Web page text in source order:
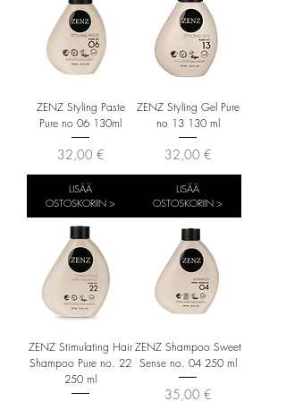
ZENZ Styling Paste
Pure no 06 130ml
Hinta
32,00 €
LISÄÄ
OSTOSKORIIN >
ZENZ Styling Gel Pure
no 13 130 ml
Hinta
32,00 €
LISÄÄ
OSTOSKORIIN >
ZENZ Stimulating Hair
Shampoo Pure no. 22
250 ml
ZENZ Shampoo Sweet
Sense no. 04 250 ml
Hinta
35,00 €